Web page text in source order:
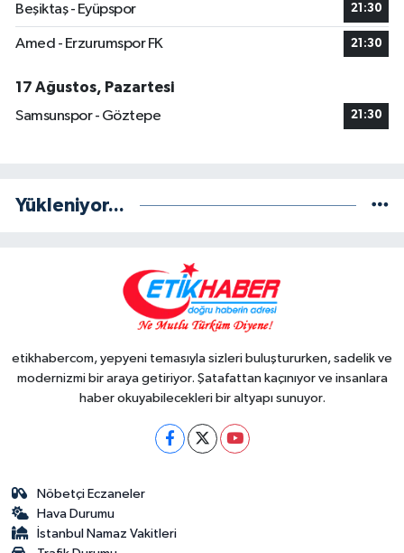
Beşiktaş - Eyüpspor 21:30
Amed - Erzurumspor FK 21:30
17 Ağustos, Pazartesi
Samsunspor - Göztepe
21:30
Yükleniyor...
etikhabercom, yepyeni temasıyla sizleri buluştururken, sadelik ve
modernizmi bir araya getiriyor. Şatafattan kaçınıyor ve insanlara
haber okuyabilecekleri bir altyapı sunuyor.
Nöbetçi Eczaneler
Hava Durumu
İstanbul Namaz Vakitleri